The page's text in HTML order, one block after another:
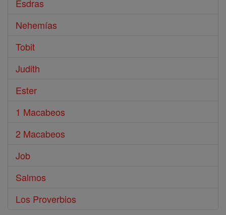
Esdras
Nehemías
Tobit
Judith
Ester
1 Macabeos
2 Macabeos
Job
Salmos
Los Proverbios